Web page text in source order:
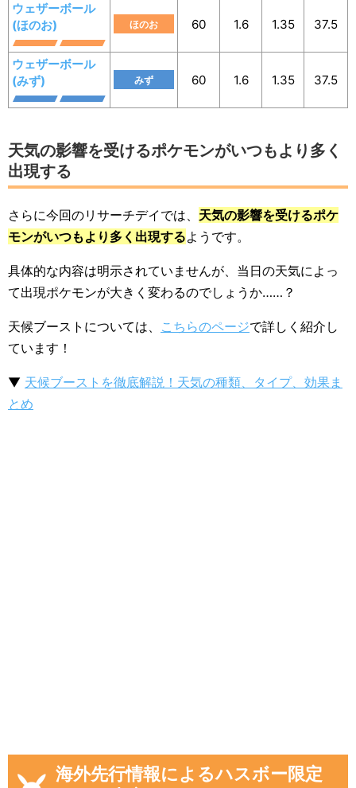
ウェザーボール
(ほのお)
ほのお 60 1.6 1.35 37.5
ウェザーボール
(みず)
みず 60 1.6 1.35 37.5
天気の影響を受けるポケモンがいつもより多く
出現する
さらに今回のリサーチデイでは、 天気の影響を受けるポケ
モンがいつもより多く出現するようです。
具体的な内容は明示されていませんが、当日の天気によっ
て出現ポケモンが大きく変わるのでしょうか……？
天候ブーストについては、 こちらのページで詳しく紹介し
ています！
▼ 天候ブーストを徹底解説！天気の種類、タイプ、効果ま
とめ
海外先行情報によるハスボー限定